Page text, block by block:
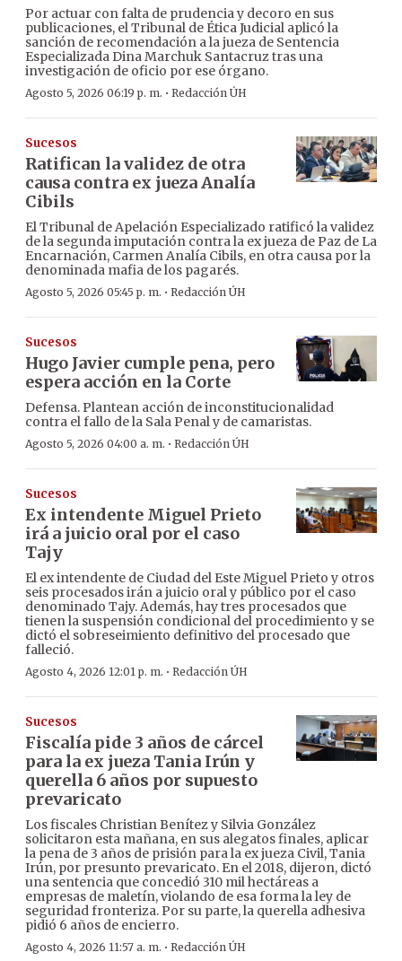
Por actuar con falta de prudencia y decoro en sus
publicaciones, el Tribunal de Ética Judicial aplicó la
sanción de recomendación a la jueza de Sentencia
Especializada Dina Marchuk Santacruz tras una
investigación de oficio por ese órgano.
Agosto 5, 2026 06:19 p. m. · Redacción ÚH
Sucesos
Ratifican la validez de otra
causa contra ex jueza Analía
Cibils
El Tribunal de Apelación Especializado ratificó la validez
de la segunda imputación contra la ex jueza de Paz de La
Encarnación, Carmen Analía Cibils, en otra causa por la
denominada mafia de los pagarés.
Agosto 5, 2026 05:45 p. m. · Redacción ÚH
Sucesos
Hugo Javier cumple pena, pero
espera acción en la Corte
Defensa. Plantean acción de inconstitucionalidad
contra el fallo de la Sala Penal y de camaristas.
Agosto 5, 2026 04:00 a. m. · Redacción ÚH
Sucesos
Ex intendente Miguel Prieto
irá a juicio oral por el caso
Tajy
El ex intendente de Ciudad del Este Miguel Prieto y otros
seis procesados irán a juicio oral y público por el caso
denominado Tajy. Además, hay tres procesados que
tienen la suspensión condicional del procedimiento y se
dictó el sobreseimiento definitivo del procesado que
falleció.
Agosto 4, 2026 12:01 p. m. · Redacción ÚH
Sucesos
Fiscalía pide 3 años de cárcel
para la ex jueza Tania Irún y
querella 6 años por supuesto
prevaricato
Los fiscales Christian Benítez y Silvia González
solicitaron esta mañana, en sus alegatos finales, aplicar
la pena de 3 años de prisión para la ex jueza Civil, Tania
Irún, por presunto prevaricato. En el 2018, dijeron, dictó
una sentencia que concedió 310 mil hectáreas a
empresas de maletín, violando de esa forma la ley de
seguridad fronteriza. Por su parte, la querella adhesiva
pidió 6 años de encierro.
Agosto 4, 2026 11:57 a. m. · Redacción ÚH